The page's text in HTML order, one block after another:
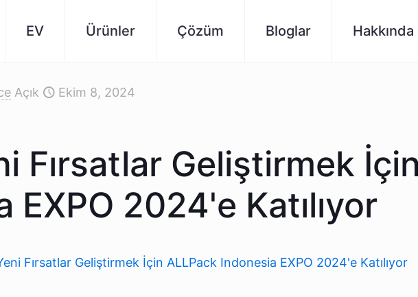
EV Ürünler Çözüm Bloglar Hakkında
Açık Ekim 8, 2024
Fırsatlar Geliştirmek
EXPO 2024'e Katılıyor
Fırsatlar Geliştirmek İçin ALLPack Indonesia EXPO 2024'e Katılıyor